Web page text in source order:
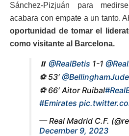
Sánchez-Pizjuán para
acabara con empate a un tanto.
oportunidad de tomar el
como visitante al Barcelona.
⏸️ @RealBetis 1-1
⚽ 53′ @BellinghamJude
⚽ 66′ Aitor Ruibal
#Emirates
— Real Madrid C.F.
December 9, 2023